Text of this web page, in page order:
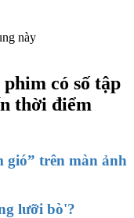
này
có số tập
thời điểm
gió” trên màn ảnh
lưỡi bò'?